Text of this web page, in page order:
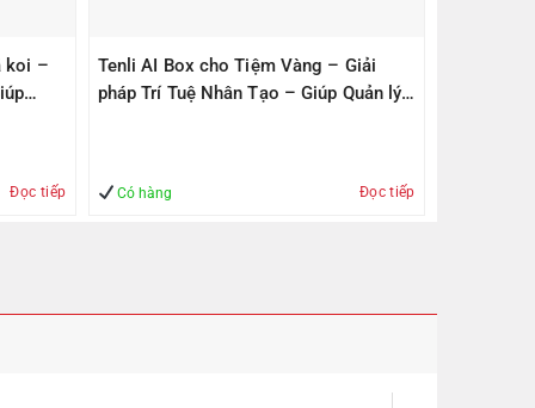
koi –
Đọc tiếp
Tenli AI Box cho Tiệm Vàng – Giải
pháp Trí Tuệ Nhân Tạo – Giúp Quản lý
Có hàng Đọc tiếp